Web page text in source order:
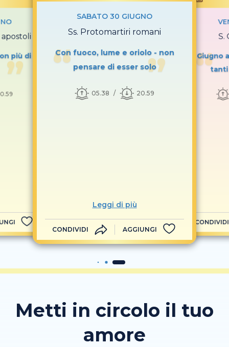
apostoli
più di
SABATO 30 GIUGNO
Ss. Protomartiri romani
Con fuoco, lume e oriolo - non
pensare di esser solo
05.38 20.59
Leggi di più
CONDIVIDI AGGIUNGI
S.
Giugno
tanti
CONDIVIDI
Metti in circolo il tuo
amore